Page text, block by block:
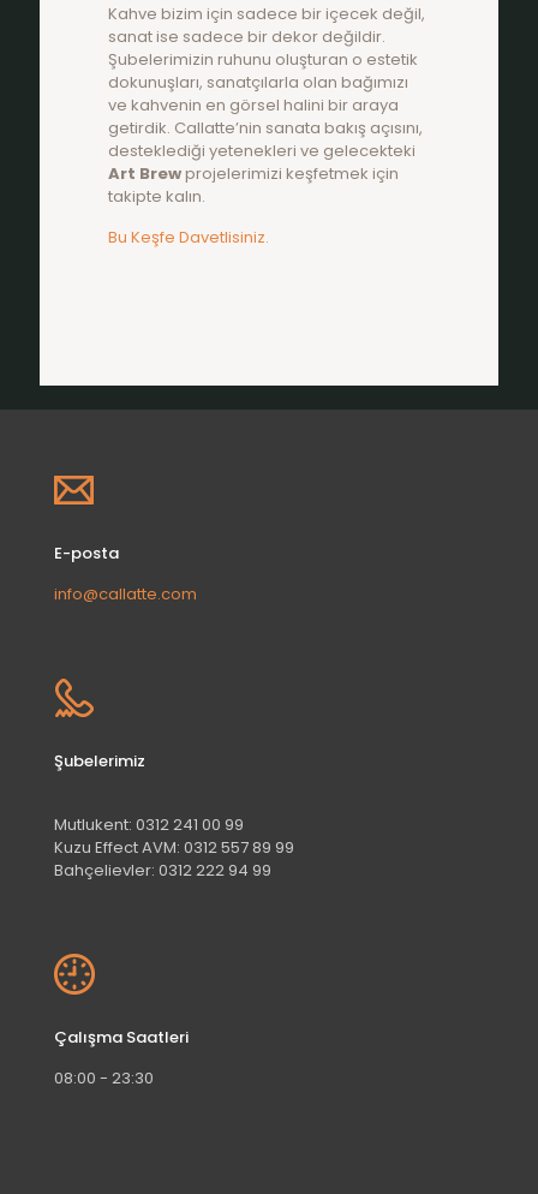
Kahve bizim için sadece bir içecek değil,
sanat ise sadece bir dekor değildir.
Şubelerimizin ruhunu oluşturan o estetik
dokunuşları, sanatçılarla olan bağımızı
ve kahvenin en görsel halini bir araya
getirdik. Callatte’nin sanata bakış açısını,
desteklediği yetenekleri ve gelecekteki
Art Brew projelerimizi keşfetmek için
takipte kalın.
Bu Keşfe Davetlisiniz.
E-posta
info@callatte.com
Şubelerimiz
Mutlukent: 0312 241 00 99
Kuzu Effect AVM: 0312 557 89 99
Bahçelievler: 0312 222 94 99
Çalışma Saatleri
08:00 - 23:30